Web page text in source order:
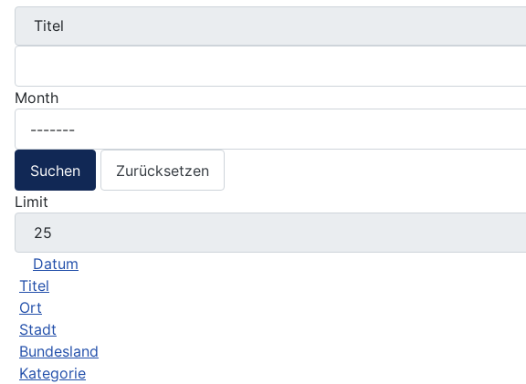
Month
Suchen
Zurücksetzen
Limit
Datum
Titel
Ort
Stadt
Bundesland
Kategorie